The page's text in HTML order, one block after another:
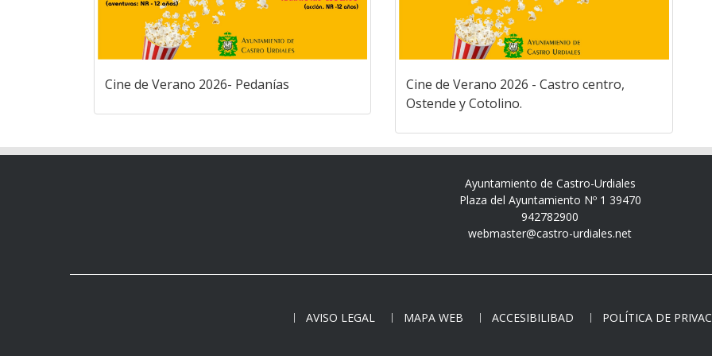
Cine de Verano 2026- Pedanías
Cine de Verano 2026 - Castro centro,
Ostende y Cotolino.
Ayuntamiento de Castro-Urdiales
Plaza del Ayuntamiento Nº 1 39470
942782900
webmaster@castro-urdiales.net
AVISO LEGAL MAPA WEB ACCESIBILIBAD POLÍTICA DE